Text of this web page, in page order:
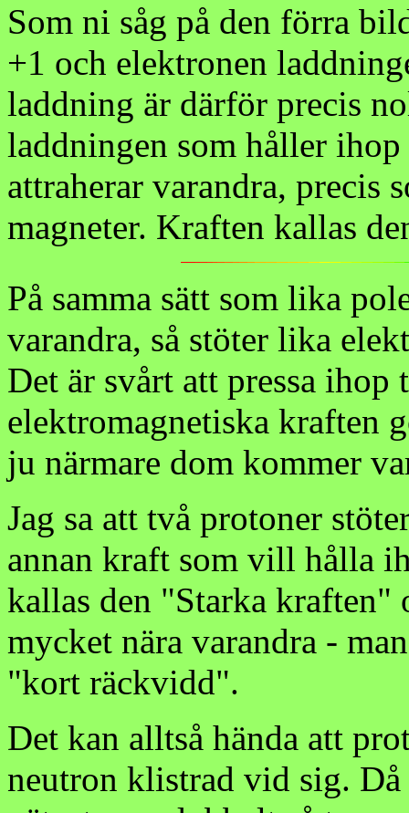
Som ni såg på den förra
+1 och elektronen
laddning är därför precis
laddningen som håller
attraherar varandra, precis
magneter. Kraften kallas
På samma sätt som lika
varandra, så stöter lika
Det är svårt att pressa
elektromagnetiska kraften
ju närmare dom kommer
Jag sa att två protoner
annan kraft som vill hålla
kallas den "Starka kraften"
mycket nära varandra -
"kort räckvidd".
Det kan alltså hända att
neutron klistrad vid sig.